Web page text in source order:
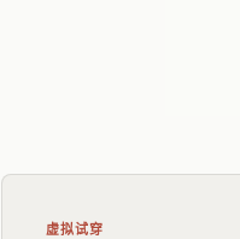
虚拟试穿